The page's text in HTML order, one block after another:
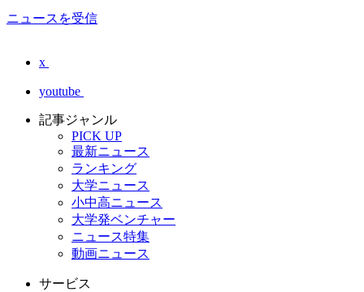
ニュースを受信
x
youtube
記事ジャンル
PICK UP
最新ニュース
ランキング
大学ニュース
小中高ニュース
大学発ベンチャー
ニュース特集
動画ニュース
サービス